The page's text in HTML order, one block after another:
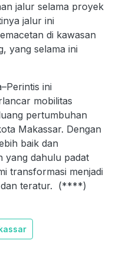
jalur selama proyek
jalur ini
di kawasan
yang selama ini
ini
mobilitas
pertumbuhan
Makassar. Dengan
baik dan
yang dahulu padat
transformasi menjadi
dan teratur. (****)